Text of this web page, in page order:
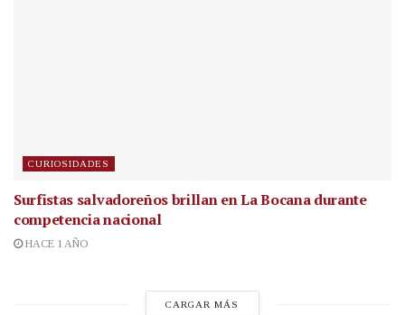
CURIOSIDADES
Surfistas salvadoreños brillan en La Bocana durante
competencia nacional
HACE 1 AÑO
CARGAR MÁS